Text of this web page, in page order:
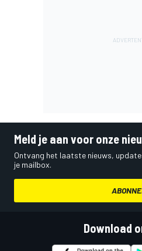
Meld je aan voor onze
Ontvang het laatste nieuws,
je mailbox.
Download